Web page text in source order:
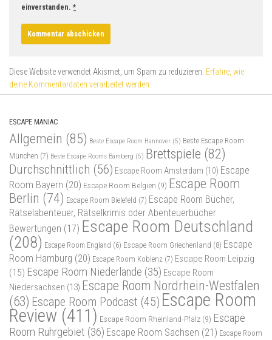
einverstanden. *
Diese Website verwendet Akismet, um Spam zu reduzieren. Erfahre, wie
deine Kommentardaten verarbeitet werden.
ESCAPE MANIAC
Allgemein (85) Beste Escape Room Hannover (5) Beste Escape Room
München (7) Beste Escape Rooms Bamberg (5) Brettspiele (82)
Durchschnittlich (56) Escape Room Amsterdam (10) Escape
Room Bayern (20) Escape Room Belgien (9) Escape Room
Berlin (74) Escape Room Bielefeld (7) Escape Room Bücher,
Rätselabenteuer, Rätselkrimis oder Abenteuerbücher
Bewertungen (17) Escape Room Deutschland
(208) Escape Room England (6) Escape Room Griechenland (8) Escape
Room Hamburg (20) Escape Room Koblenz (7) Escape Room Leipzig
(15) Escape Room Niederlande (35) Escape Room
Niedersachsen (13) Escape Room Nordrhein-Westfalen
(63) Escape Room Podcast (45) Escape Room
Review (411) Escape Room Rheinland-Pfalz (9) Escape
Room Ruhrgebiet (36) Escape Room Sachsen (21) Escape Room